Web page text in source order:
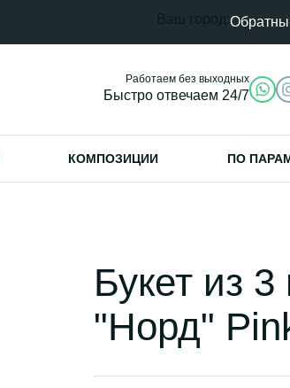
Ваш город:
Работаем без выходных
Быстро отвечаем 24/7
КОМПОЗИЦИИ ПО
Букет из 3
"Норд"